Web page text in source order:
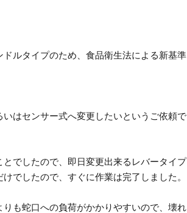
ルタイプのため、食品衛生法による新基準
はセンサー式へ変更したいというご依頼で
でしたので、即日変更出来るレバータイプ
でしたので、すぐに作業は完了しました。
も蛇口への負荷がかかりやすいので、壊れ